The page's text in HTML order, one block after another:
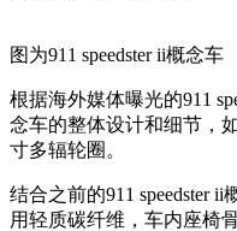
图为911 speedster ii概念车
根据海外媒体曝光的911
念车的整体设计和细节，
寸多辐轮圈。
结合之前的911 speedster
用轻质碳纤维，车内座椅